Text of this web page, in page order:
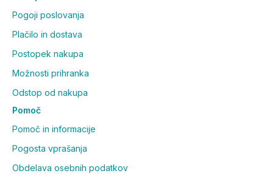
Pogoji poslovanja
Plačilo in dostava
Postopek nakupa
Možnosti prihranka
Odstop od nakupa
Pomoč
Pomoč in informacije
Pogosta vprašanja
Obdelava osebnih podatkov